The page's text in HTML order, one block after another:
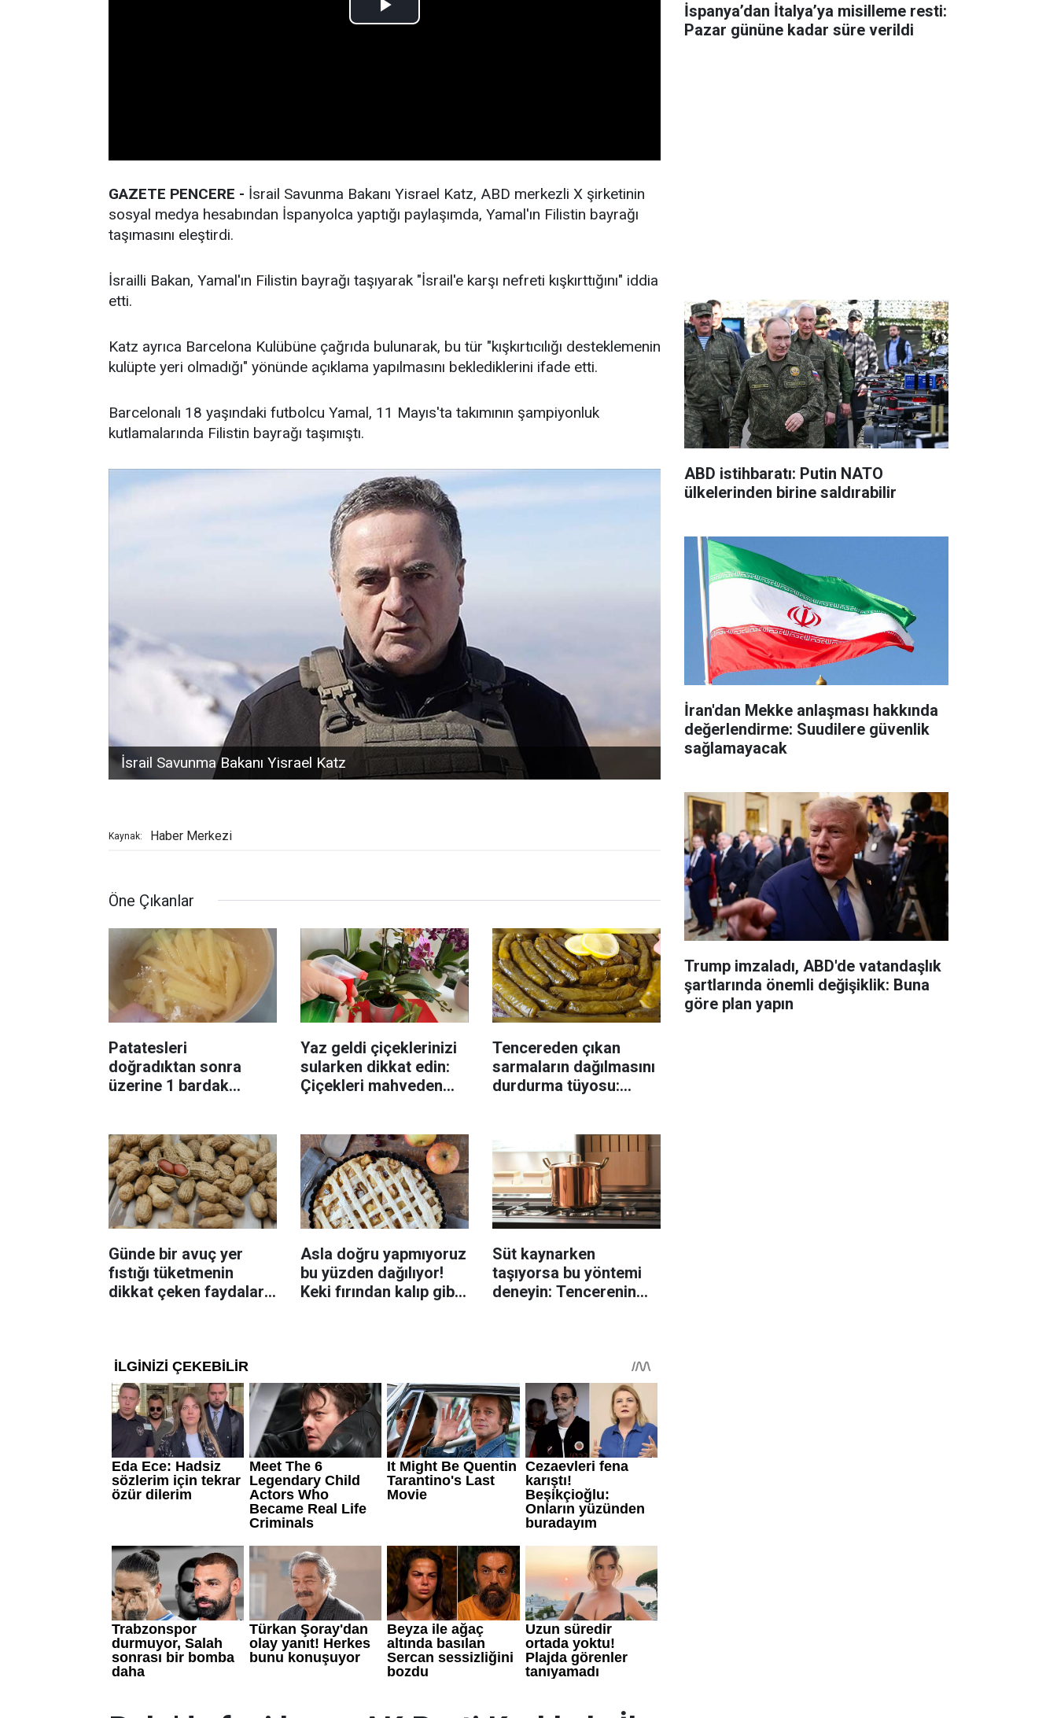
GAZETE PENCERE - İsrail Savunma Bakanı Yisrael Katz, ABD merkezli X şirketinin
sosyal medya hesabından İspanyolca yaptığı paylaşımda, Yamal'ın Filistin bayrağı
taşımasını eleştirdi.
İsrailli Bakan, Yamal'ın Filistin bayrağı taşıyarak "İsrail'e karşı nefreti kışkırttığını" iddia
etti.
Katz ayrıca Barcelona Kulübüne çağrıda bulunarak, bu tür "kışkırtıcılığı desteklemenin
kulüpte yeri olmadığı" yönünde açıklama yapılmasını beklediklerini ifade etti.
Barcelonalı 18 yaşındaki futbolcu Yamal, 11 Mayıs'ta takımının şampiyonluk
kutlamalarında Filistin bayrağı taşımıştı.
İsrail Savunma Bakanı Yisrael Katz
Kaynak: Haber Merkezi
Öne Çıkanlar
Patatesleri
doğradıktan sonra
üzerine 1 bardak
Yaz geldi çiçeklerinizi
sularken dikkat edin:
Çiçekleri mahveden
Tencereden çıkan
sarmaların dağılmasını
durdurma tüyosu:
Günde bir avuç yer
fıstığı tüketmenin
dikkat çeken faydaları:
Asla doğru yapmıyoruz
bu yüzden dağılıyor!
Keki fırından kalıp gibi
Süt kaynarken
taşıyorsa bu yöntemi
deneyin: Tencerenin
İspanya’dan İtalya’ya misilleme resti:
Pazar gününe kadar süre verildi
ABD istihbaratı: Putin NATO
ülkelerinden birine saldırabilir
İran'dan Mekke anlaşması hakkında
değerlendirme: Suudilere güvenlik
sağlamayacak
Trump imzaladı, ABD'de vatandaşlık
şartlarında önemli değişiklik: Buna
göre plan yapın